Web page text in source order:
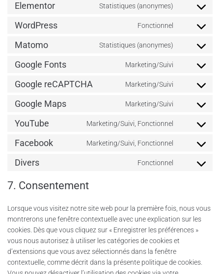
Elementor Statistiques (anonymes)
WordPress Fonctionnel
Matomo Statistiques (anonymes)
Google Fonts Marketing/Suivi
Google reCAPTCHA Marketing/Suivi
Google Maps Marketing/Suivi
YouTube Marketing/Suivi, Fonctionnel
Facebook Marketing/Suivi, Fonctionnel
Divers Fonctionnel
7. Consentement
Lorsque vous visitez notre site web pour la première fois, nous vous
montrerons une fenêtre contextuelle avec une explication sur les
cookies. Dès que vous cliquez sur « Enregistrer les préférences »
vous nous autorisez à utiliser les catégories de cookies et
d’extensions que vous avez sélectionnés dans la fenêtre
contextuelle, comme décrit dans la présente politique de cookies.